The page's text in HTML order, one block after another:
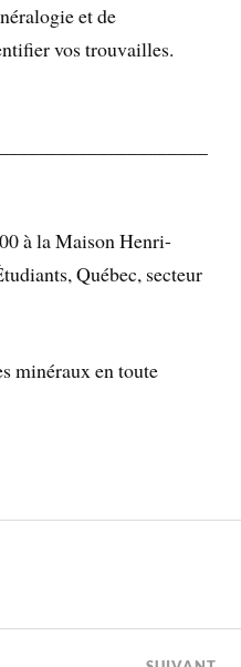
et de
vos trouvailles.
à la Maison Henri-
Québec, secteur
minéraux en toute